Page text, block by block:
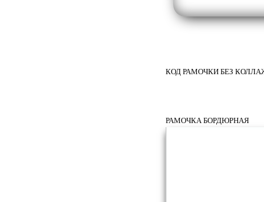
КОД РАМОЧКИ БЕЗ
РАМОЧКА БОРДЮРНАЯ